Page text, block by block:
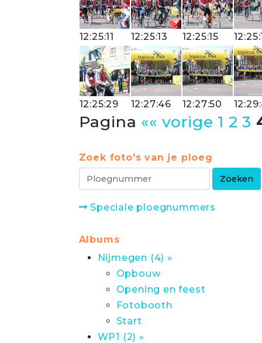
12:25:11 12:25:13 12:25:15
12:25:29 12:27:46 12:27:50
Pagina «« vorige 1 2 3
Zoek foto's van je ploeg
Speciale ploegnummers
Albums
Nijmegen (4) »
Opbouw
Opening en feest
Fotobooth
Start
WP1 (2) »